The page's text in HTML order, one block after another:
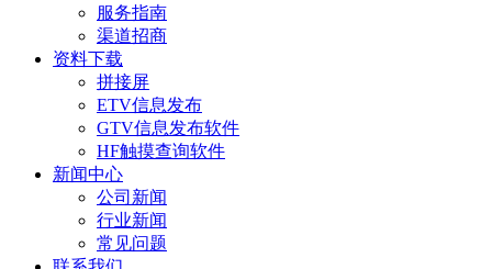
服务指南
渠道招商
资料下载
拼接屏
ETV信息发布
GTV信息发布软件
HF触摸查询软件
新闻中心
公司新闻
行业新闻
常见问题